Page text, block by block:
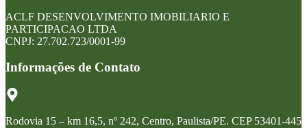
ACLF DESENVOLVIMENTO IMOBILIARIO E
PARTICIPACAO LTDA
CNPJ: 27.702.723/0001-99
Informações de Contato
Rodovia 15 – km 16,5, nº 242, Centro, Paulista/PE. CEP 53401-445